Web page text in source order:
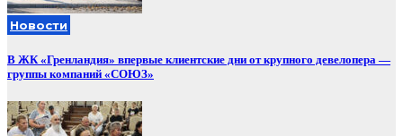
Новости
В ЖК «Гренландия» впервые клиентские дни от крупного девелопера —
группы компаний «СОЮЗ»